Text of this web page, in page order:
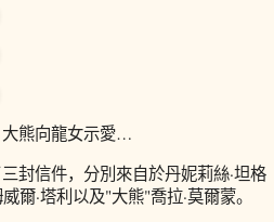
大熊向龍女示愛…
封信件，分別來自於丹妮莉絲·坦格
爾·塔利以及"大熊"喬拉·莫爾蒙。